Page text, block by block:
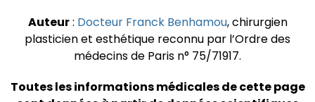
Auteur: Docteur Franck Benhamou, chirurgien
plasticien et esthétique reconnu par l’Ordre des
médecins de Paris n° 75/71917.
Toutes les informations médicales de cette page